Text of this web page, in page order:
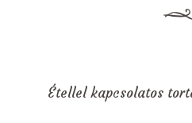
Étellel kapcsolatos